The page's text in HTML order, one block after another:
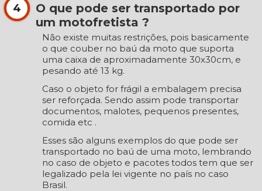
4
O que pode ser transportado por
um motofretista ?
Não existe muitas restrições, pois basicamente
o que couber no baú da moto que suporta
uma caixa de aproximadamente 30x30cm, e
pesando até 13 kg.
Caso o objeto for frágil a embalagem precisa
ser reforçada. Sendo assim pode transportar
documentos, malotes, pequenos presentes,
comida etc .
Esses são alguns exemplos do que pode ser
transportado no baú de uma moto, lembrando
no caso de objeto e pacotes todos tem que ser
legalizado pela lei vigente no país no caso
Brasil.